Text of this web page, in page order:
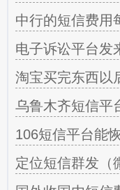
中行的短信费用
电子诉讼平台发
淘宝买完东西以
乌鲁木齐短信平
106短信平台能
定位短信群发（